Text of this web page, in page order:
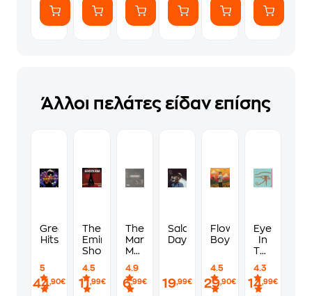
Άλλοι πελάτες είδαν επίσης
Greatest
Hits
5
44,90€
The
Eminem
Show
4.5
11,99€
The
Marshall
Mathers
4.9
6,99€
Salad
Days
19,99€
Flower
Boy
4.5
29,90€
Eye
In
The
4.3
14,99€